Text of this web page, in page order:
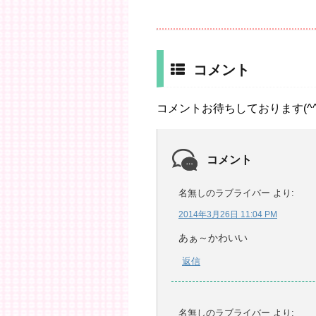
コメント
コメントお待ちしております
コメント
名無しのラブライバー より:
2014年3月26日 11:04 PM
あぁ～かわいい
返信
名無しのラブライバー より: